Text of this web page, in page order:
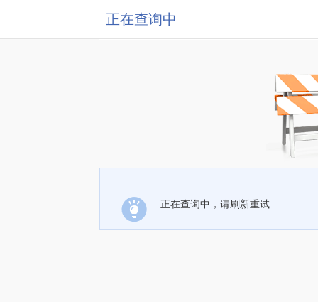
正在查询中
正在查询中，请刷新重试